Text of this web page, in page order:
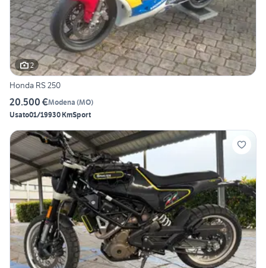
2
Honda RS 250
20.500 €Modena (MO)
Usato01/19930 KmSport